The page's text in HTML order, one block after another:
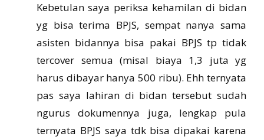
Kebetulan saya periksa kehamilan di bidan
yg bisa terima BPJS, sempat nanya sama
asisten bidannya bisa pakai BPJS tp tidak
tercover semua (misal biaya 1,3 juta yg
harus dibayar hanya 500 ribu). Ehh ternyata
pas saya lahiran di bidan tersebut sudah
ngurus dokumennya juga, lengkap pula
ternyata BPJS saya tdk bisa dipakai karena